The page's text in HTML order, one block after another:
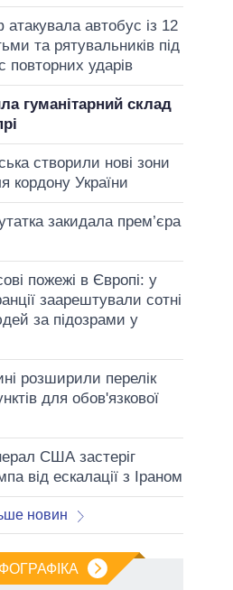
атакувала автобус із 12
та рятувальників під
повторних ударів
гуманітарний склад
створили нові зони
кордону України
закидала прем’єра
пожежі в Європі: у
заарештували сотні
за підозрами у
розширили перелік
для обов'язкової
США застеріг
від ескалації з Іраном
новин